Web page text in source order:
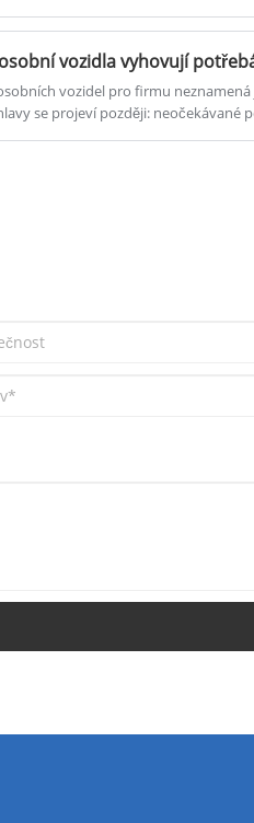
vozidla vyhovují
vozidel pro firmu
se projeví později: neočekávané